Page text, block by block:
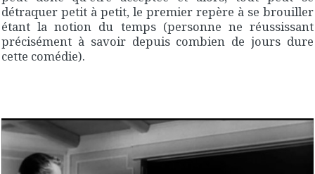
détraquer petit à petit, le premier repère à se brouiller
étant la notion du temps (personne ne réussissant
précisément à savoir depuis combien de jours dure
cette comédie).